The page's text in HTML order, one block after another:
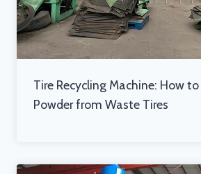
Tire Recycling Machine: How
Powder from Waste Tires